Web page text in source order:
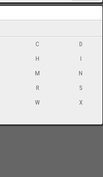
C
D
H
I
M
N
R
S
W
X